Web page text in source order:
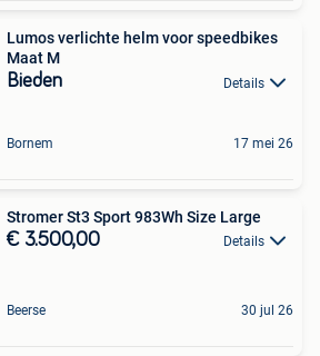
Lumos verlichte helm voor speedbikes
Maat M
Bieden Details
Bornem 17 mei 26
Stromer St3 Sport 983Wh Size Large
€ 3.500,00 Details
Beerse 30 jul 26